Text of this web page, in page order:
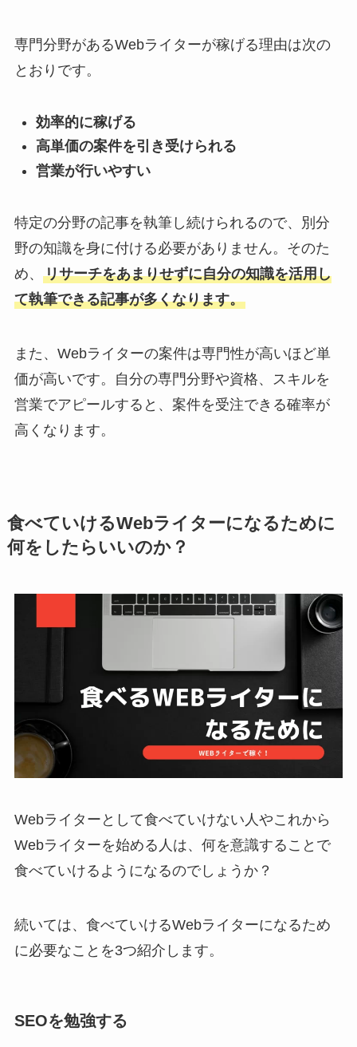
専門分野があるWebライターが稼げる理由は次の
とおりです。
効率的に稼げる
高単価の案件を引き受けられる
営業が行いやすい
特定の分野の記事を執筆し続けられるので、別分
野の知識を身に付ける必要がありません。そのた
め、 リサーチをあまりせずに自分の知識を活用し
て執筆できる記事が多くなります。
また、Webライターの案件は専門性が高いほど単
価が高いです。自分の専門分野や資格、スキルを
営業でアピールすると、案件を受注できる確率が
高くなります。
食べていけるWebライターになるために
何をしたらいいのか？
Webライターとして食べていけない人やこれから
Webライターを始める人は、何を意識することで
食べていけるようになるのでしょうか？
続いては、食べていけるWebライターになるため
に必要なことを3つ紹介します。
SEOを勉強する